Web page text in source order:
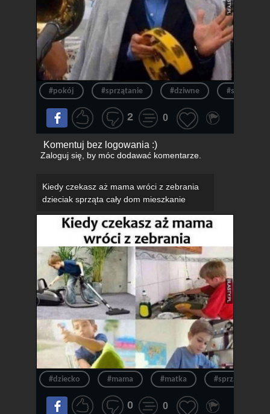
#pokój #sprzątanie #dziwne #sprząta
2 0
Komentuj bez logowania :)
Zaloguj się, by móc dodawać komentarze.
Kiedy czekasz aż mama wróci z zebrania
dzieciak sprząta cały dom mieszkanie
#dziecko #mama #matka #sprzątanie
0 0